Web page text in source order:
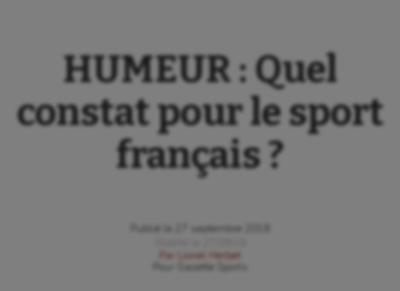
HUMEUR : Quel
constat pour le sport
français ?
Publié le
27 septembre 2018
Par
Lionel Herbet
Gazette Sports